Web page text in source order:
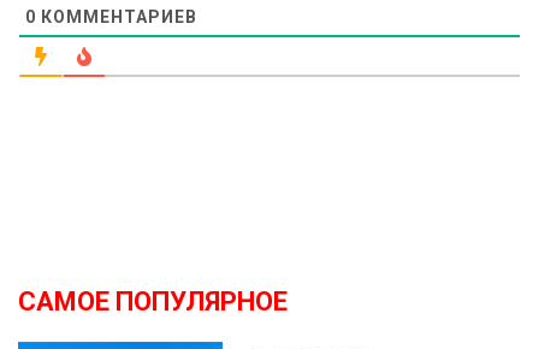
0 КОММЕНТАРИЕВ
САМОЕ ПОПУЛЯРНОЕ